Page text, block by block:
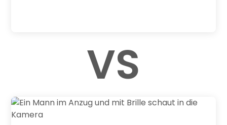
VS